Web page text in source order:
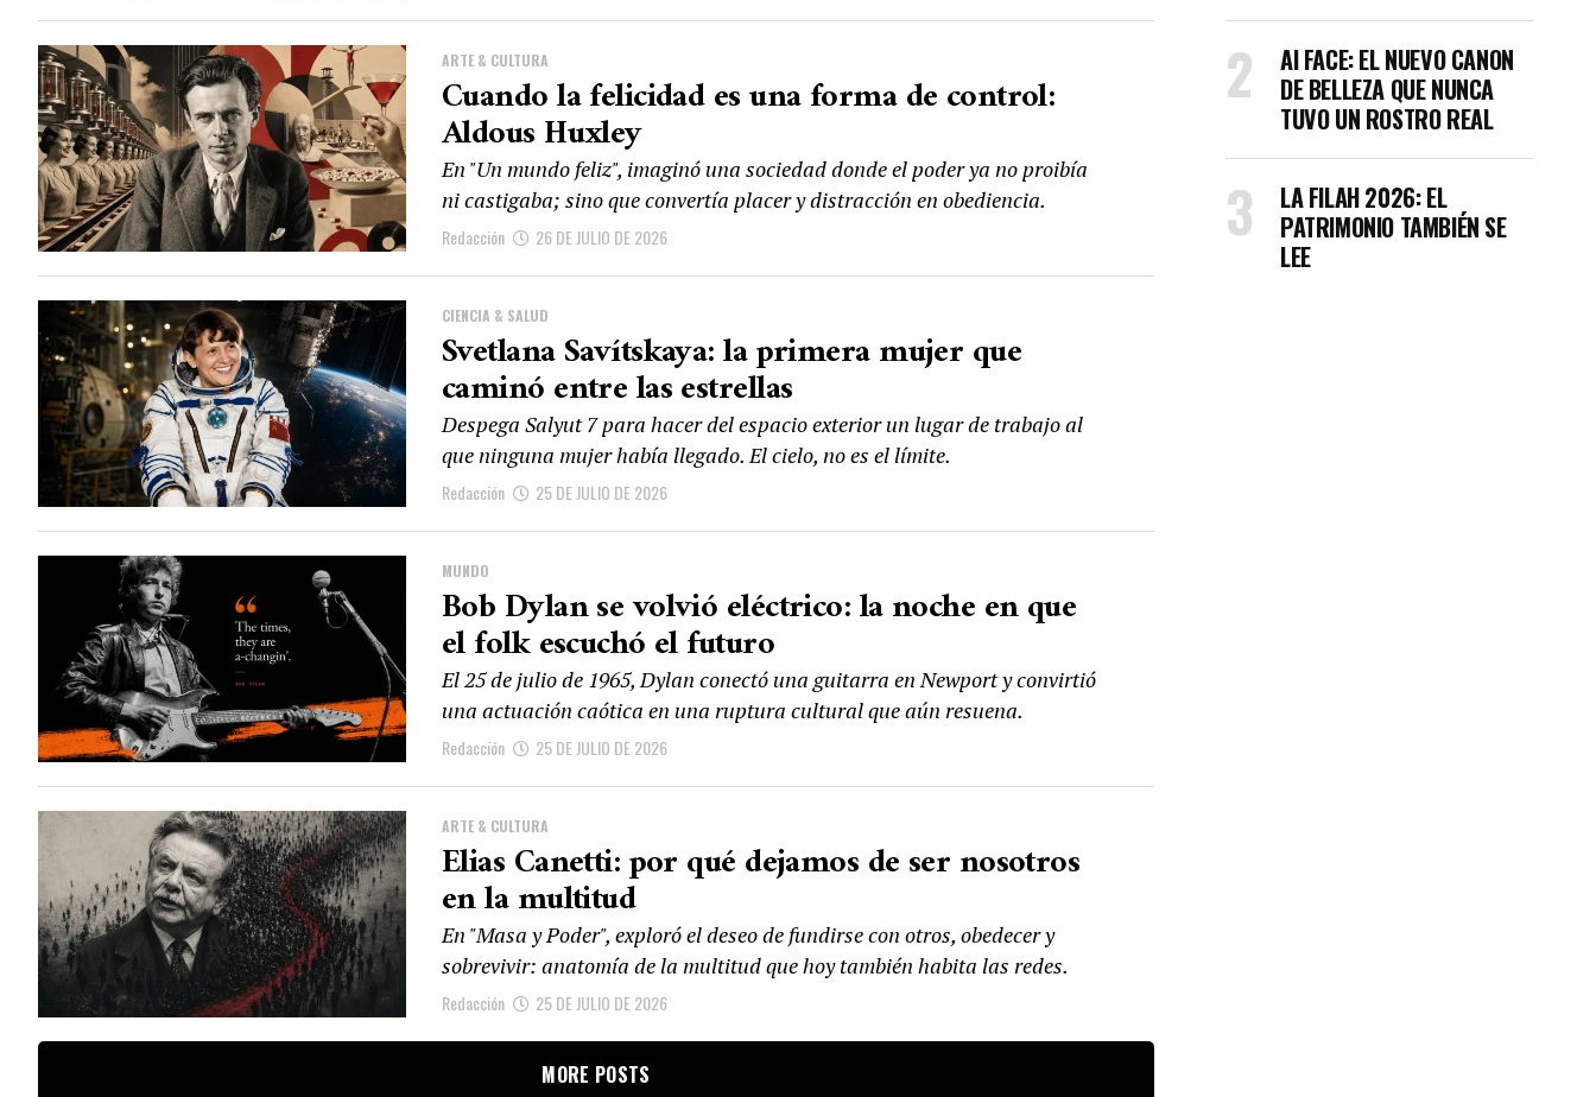
ARTE & CULTURA
Cuando la felicidad es una forma de control:
Aldous Huxley
En "Un mundo feliz", imaginó una sociedad donde el poder ya no proibía
ni castigaba; sino que convertía placer y distracción en obediencia.
Redacción 26 DE JULIO DE 2026
CIENCIA & SALUD
Svetlana Savítskaya: la primera mujer que
caminó entre las estrellas
Despega Salyut 7 para hacer del espacio exterior un lugar de trabajo al
que ninguna mujer había llegado. El cielo, no es el límite.
Redacción 25 DE JULIO DE 2026
MUNDO
Bob Dylan se volvió eléctrico: la noche en que
el folk escuchó el futuro
El 25 de julio de 1965, Dylan conectó una guitarra en Newport y convirtió
una actuación caótica en una ruptura cultural que aún resuena.
Redacción 25 DE JULIO DE 2026
ARTE & CULTURA
Elias Canetti: por qué dejamos de ser nosotros
en la multitud
En "Masa y Poder", exploró el deseo de fundirse con otros, obedecer y
sobrevivir: anatomía de la multitud que hoy también habita las redes.
Redacción 25 DE JULIO DE 2026
MORE POSTS
AI FACE: EL NUEVO CANON
DE BELLEZA QUE NUNCA
TUVO UN ROSTRO REAL
LA FILAH 2026: EL
PATRIMONIO TAMBIÉN SE
LEE